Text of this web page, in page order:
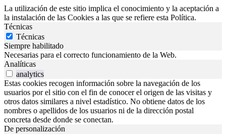
La utilización de este sitio implica el conocimiento y la aceptación a
la instalación de las Cookies a las que se refiere esta Política.
Técnicas
Técnicas
Siempre habilitado
Necesarias para el correcto funcionamiento de la Web.
Analíticas
analytics
Estas cookies recogen información sobre la navegación de los
usuarios por el sitio con el fin de conocer el origen de las visitas y
otros datos similares a nivel estadístico. No obtiene datos de los
nombres o apellidos de los usuarios ni de la dirección postal
concreta desde donde se conectan.
De personalización